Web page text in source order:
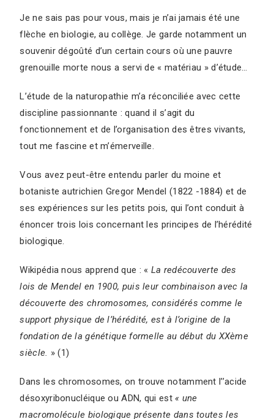
Je ne sais pas pour vous, mais je n’ai jamais été une
flèche en biologie, au collège. Je garde notamment un
souvenir dégoûté d’un certain cours où une pauvre
grenouille morte nous a servi de « matériau » d’étude…
L’étude de la naturopathie m’a réconciliée avec cette
discipline passionnante : quand il s’agit du
fonctionnement et de l’organisation des êtres vivants,
tout me fascine et m’émerveille.
Vous avez peut-être entendu parler du moine et
botaniste autrichien Gregor Mendel (1822 -1884) et de
ses expériences sur les petits pois, qui l’ont conduit à
énoncer trois lois concernant les principes de l’hérédité
biologique.
Wikipédia nous apprend que : « La redécouverte des
lois de Mendel en 1900, puis leur combinaison avec la
découverte des chromosomes, considérés comme le
support physique de l’hérédité, est à l’origine de la
fondation de la génétique formelle au début du XXème
siècle. » (1)
Dans les chromosomes, on trouve notamment l’’acide
désoxyribonucléique ou ADN, qui est« une
macromolécule biologique présente dans toutes les